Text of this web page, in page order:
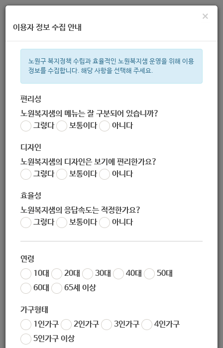
주간 인기검색어
한눈으로 보는 복지 정보
×
이용자 정보 수집 안내
노원구 복지정책 수립과 효율적인 노원복지샘 운영을 위해 이용
정보를 수집합니다. 해당 사항을 선택해 주세요.
편리성
노원복지샘의 메뉴는 잘 구분되어 있습니까?
그렇다
보통이다 아니다
디자인
노원복지샘의 디자인은 보기에 편리한가요?
그렇다
보통이다 아니다
효율성
노원복지샘의 응답속도는 적정한가요?
그렇다
보통이다 아니다
연령
10대
20대 30대 40대
50대
60대
65세 이상
가구형태
1인가구
2인가구 3인가구
4인가구
5인가구 이상
노원구 마들보건지소
담당 복지 서비스
[지역사회중심재활사업 : 건강 지원]